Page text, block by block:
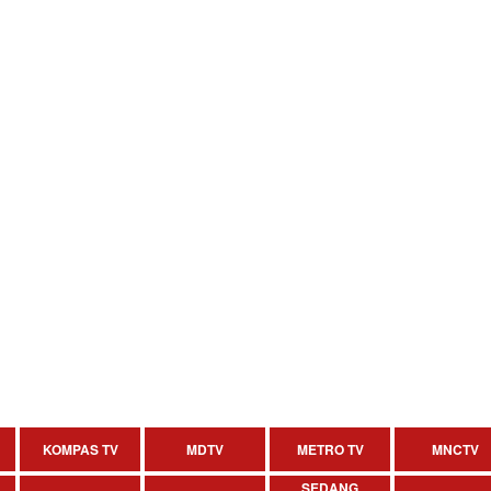
KOMPAS TV MDTV METRO TV MNCTV